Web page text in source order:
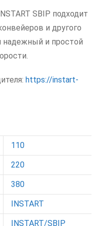
SBIP подходит
и другого
надежный и простой
https://instart-
110
220
380
INSTART
INSTART/SBIP